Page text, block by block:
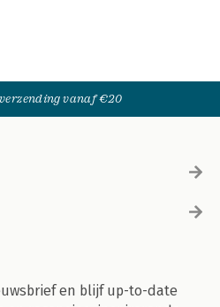
vanaf €20
en blijf up-to-date